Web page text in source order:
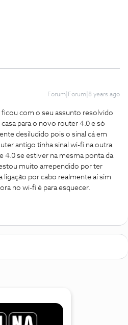
Forum|Forum|8 years ago
ficou com o seu assunto resolvido
para o novo router 4.0 e só
desiludido pois o sinal cá em
antigo tinha sinal wi-fi na outra
4.0 se estiver na mesma ponta da
muito arrependido por ter
por cabo realmente aí sim
no wi-fi é para esquecer.